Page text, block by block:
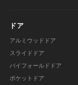
ドア
アルミウッドドア
スライドドア
バイフォールドドア
ポケットドア